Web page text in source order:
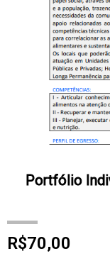
Portfólio
R$70,00